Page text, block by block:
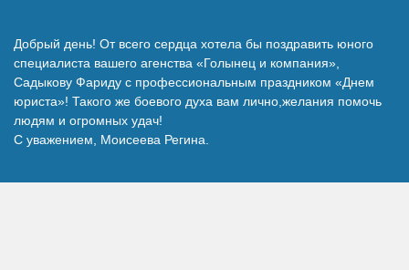
Наши победы
Видео о нас
Добрый день! От всего сердца хотела бы поздравить юного
специалиста вашего агенства «Голынец и компания»,
Садыкову Фариду с профессиональным праздником «Днем
юриста»! Такого же боевого духа вам лично,желания помочь
людям и огромных удач!
С уважением, Моисеева Регина.